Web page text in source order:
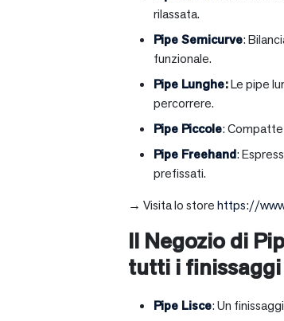
rilassata.
Pipe Semicurve:
funzionale.
Pipe Lunghe:Le pipe
percorrere.
Pipe Piccole:
Pipe Freehand:
prefissati.
→ Visita lo storehttps://
Il Negozio di
tutti i
Pipe Lisce: Un